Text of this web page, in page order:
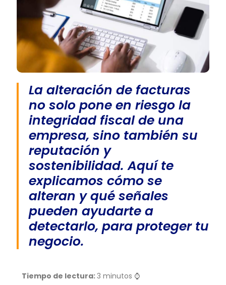
La alteración de facturas
no solo pone en riesgo la
integridad fiscal de una
empresa, sino también su
reputación y
sostenibilidad. Aquí te
explicamos cómo se
alteran y qué señales
pueden ayudarte a
detectarlo, para proteger tu
negocio.
Tiempo de lectura:3 minutos ⌚